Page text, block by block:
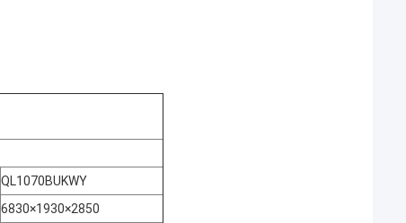
QL1070BUKWY
6830×1930×2850